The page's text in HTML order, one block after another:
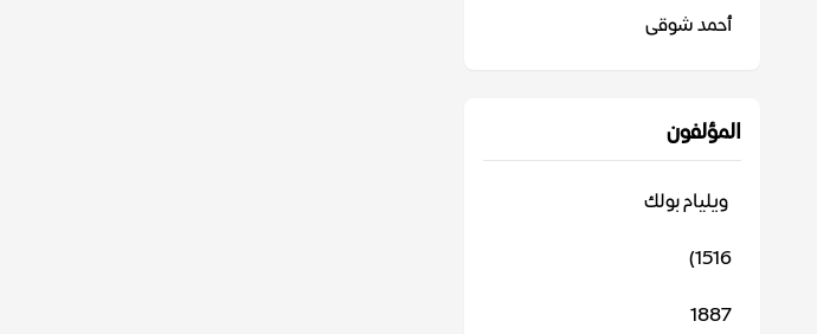
أحمد شوقى
المؤلفون
‬ ويليام بولك
1516)
1887